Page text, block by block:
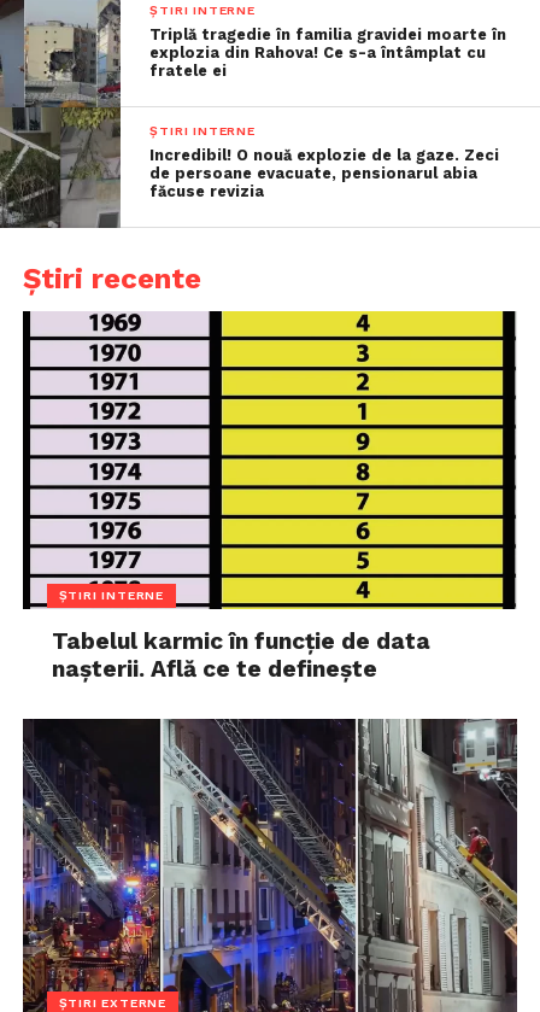
ȘTIRI INTERNE
Triplă tragedie în familia gravidei moarte în
explozia din Rahova! Ce s-a întâmplat cu
fratele ei
ȘTIRI INTERNE
Incredibil! O nouă explozie de la gaze. Zeci
de persoane evacuate, pensionarul abia
făcuse revizia
Știri recente
ȘTIRI INTERNE
Tabelul karmic în funcție de data
nașterii. Află ce te definește
ȘTIRI EXTERNE